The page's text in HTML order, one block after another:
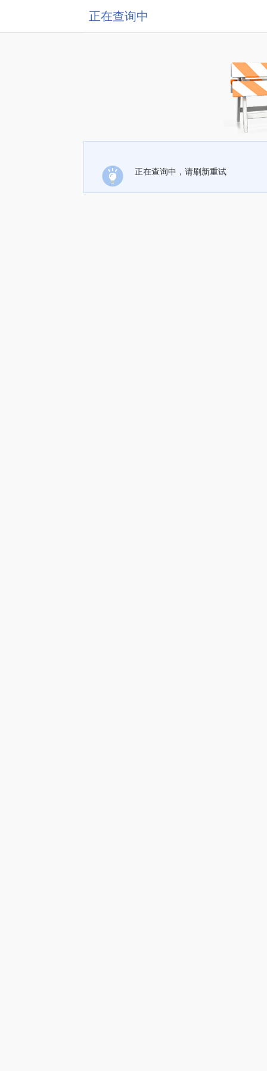
正在查询中
正在查询中，请刷新重试